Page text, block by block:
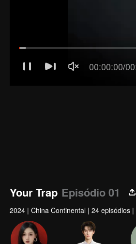
Your Trap Episódio 01
2024 | China Continental | 24 episódios |